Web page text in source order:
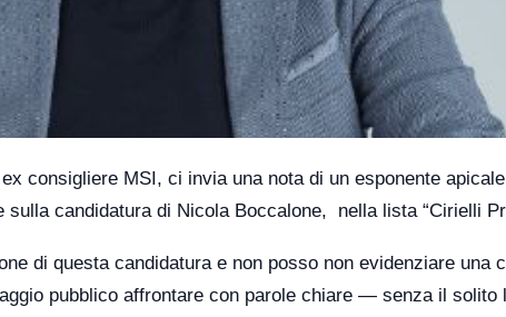
consigliere MSI, ci invia una nota di un esponente
candidatura di Nicola Boccalone, nella lista “Cirielli
di questa candidatura e non posso non evidenziare una
pubblico affrontare con parole chiare — senza il solito